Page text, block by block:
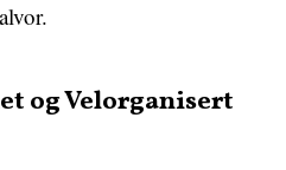
og Velorganisert